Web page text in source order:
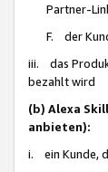
Partner-
F. der
iii. das
bezahlt wird
(b) Alexa
anbieten):
i. ein Kunde,